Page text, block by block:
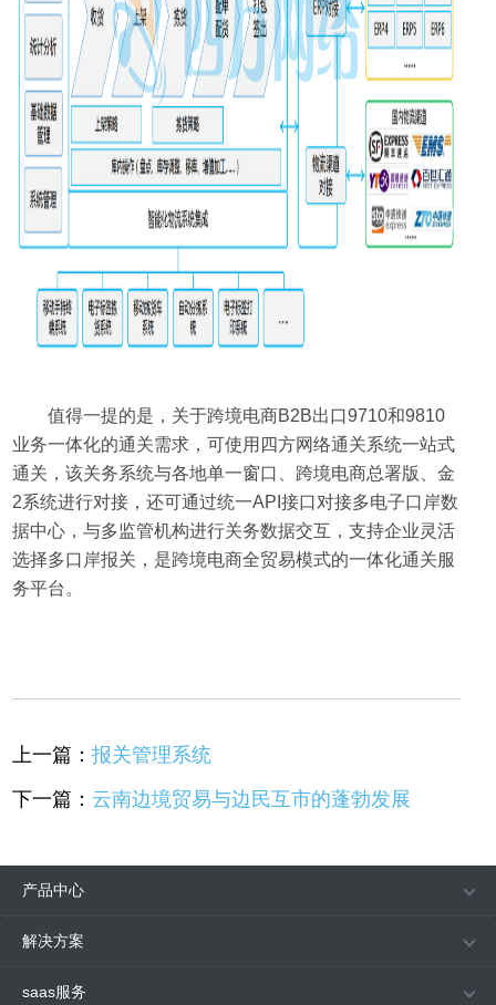
值得一提的是，关于跨境电商B2B出口9710和9810
业务一体化的通关需求，可使用四方网络通关系统一站式
通关，该关务系统与各地单一窗口、跨境电商总署版、金
2系统进行对接，还可通过统一API接口对接多电子口岸数
据中心，与多监管机构进行关务数据交互，支持企业灵活
选择多口岸报关，是跨境电商全贸易模式的一体化通关服
务平台。
上一篇：报关管理系统
下一篇： 云南边境贸易与边民互市的蓬勃发展
产品中心
解决方案
saas服务